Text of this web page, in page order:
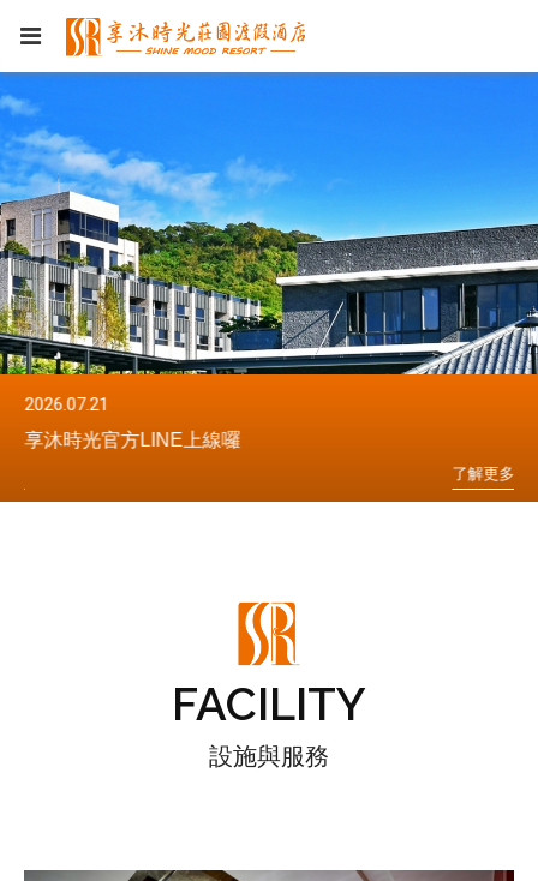
2026.07.21
享沐時光官方LINE上線囉
了解更多
FACILITY
設施與服務